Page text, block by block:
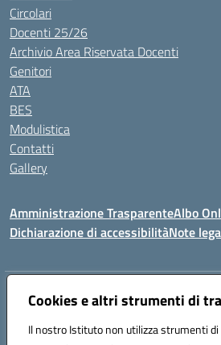
Cookies e altri strumenti di
Il nostro Istituto non utilizza strumenti
Circolari
Docenti 25/26
Archivio Area Riservata Docenti
Genitori
ATA
BES
Modulistica
Contatti
Gallery
Amministrazione TrasparenteAlbo
Dichiarazione di accessibilitàNote
Indirizzo:Via Coniugi Crigna – Cap. 89861 –
Posta elettronica certificata (PEC):